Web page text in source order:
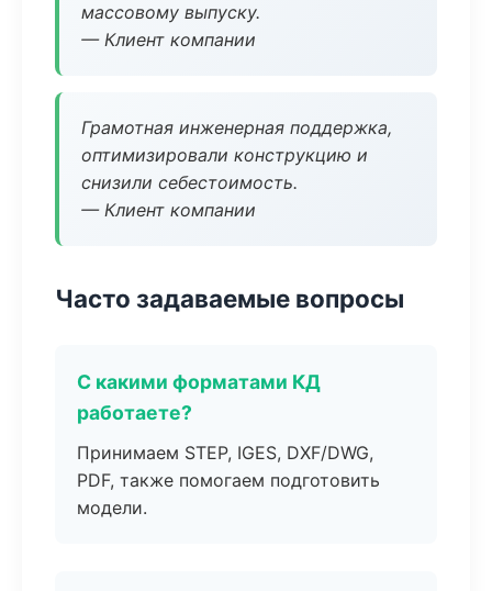
массовому выпуску.
— Клиент компании
Грамотная инженерная поддержка,
оптимизировали конструкцию и
снизили себестоимость.
— Клиент компании
Часто задаваемые вопросы
С какими форматами КД
работаете?
Принимаем STEP, IGES, DXF/DWG,
PDF, также помогаем подготовить
модели.